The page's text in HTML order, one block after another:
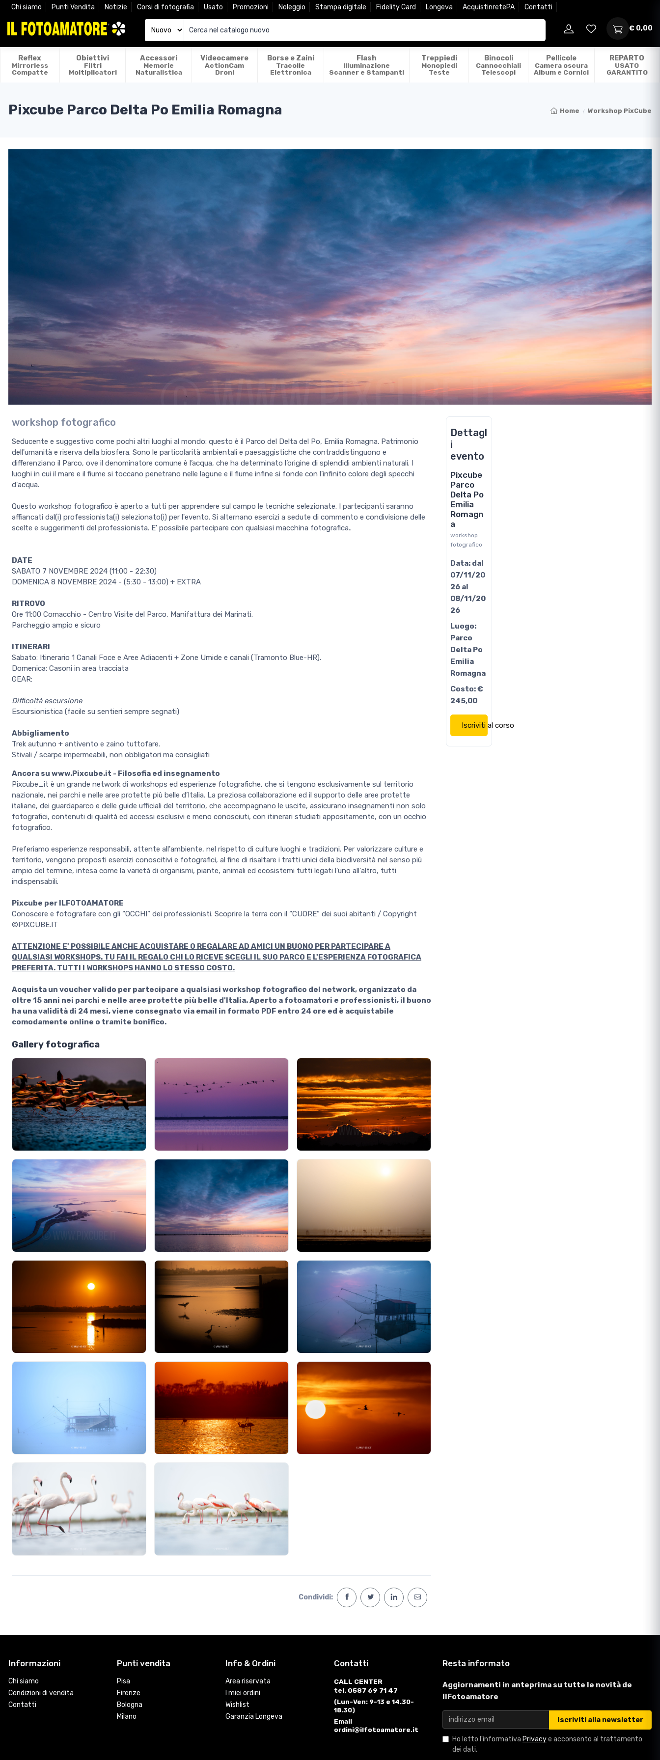
Chi siamo Punti Vendita Notizie Corsi di fotografia Usato Promozioni Noleggio Stampa digitale Fidelity Card Longeva AcquistinretePA Contatti
€ 0,00
Reflex
Mirrorless
Compatte
Obiettivi
Filtri
Moltiplicatori
Accessori
Memorie
Naturalistica
Videocamere
ActionCam
Droni
Borse e Zaini
Tracolle
Elettronica
Flash
Illuminazione
Scanner e Stampanti
Treppiedi
Monopiedi
Teste
Binocoli
Cannocchiali
Telescopi
Pellicole
Camera oscura
Album e Cornici
REPARTO
USATO
GARANTITO
Home Workshop PixCube
Pixcube Parco Delta Po Emilia Romagna
workshop fotografico
Seducente e suggestivo come pochi altri luoghi al mondo: questo è il Parco del Delta del Po, Emilia Romagna. Patrimonio
dell'umanità e riserva della biosfera. Sono le particolarità ambientali e paesaggistiche che contraddistinguono e
differenziano il Parco, ove il denominatore comune è l’acqua, che ha determinato l’origine di splendidi ambienti naturali. I
luoghi in cui il mare e il fiume si toccano penetrano nelle lagune e il fiume infine si fonde con l’infinito colore degli specchi
d'acqua.
Questo workshop fotografico è aperto a tutti per apprendere sul campo le tecniche selezionate. I partecipanti saranno
affiancati dal(i) professionista(i) selezionato(i) per l'evento. Si alternano esercizi a sedute di commento e condivisione delle
scelte e suggerimenti del professionista. E' possibile partecipare con qualsiasi macchina fotografica..
DATE
SABATO 7 NOVEMBRE 2024 (11:00 - 22:30)
DOMENICA 8 NOVEMBRE 2024 - (5:30 - 13:00) + EXTRA
RITROVO
Ore 11:00 Comacchio - Centro Visite del Parco, Manifattura dei Marinati.
Parcheggio ampio e sicuro
ITINERARI
Sabato: Itinerario 1 Canali Foce e Aree Adiacenti + Zone Umide e canali (Tramonto Blue-HR).
Domenica: Casoni in area tracciata
GEAR:
Difficoltà escursione
Escursionistica (facile su sentieri sempre segnati)
Abbigliamento
Trek autunno + antivento e zaino tuttofare.
Stivali / scarpe impermeabili, non obbligatori ma consigliati
Ancora su www.Pixcube.it - Filosofia ed insegnamento
Pixcube_it è un grande network di workshops ed esperienze fotografiche, che si tengono esclusivamente sul territorio
nazionale, nei parchi e nelle aree protette più belle d’Italia. La preziosa collaborazione ed il supporto delle aree protette
italiane, dei guardaparco e delle guide ufficiali del territorio, che accompagnano le uscite, assicurano insegnamenti non solo
fotografici, contenuti di qualità ed accessi esclusivi e meno conosciuti, con itinerari studiati appositamente, con un occhio
fotografico.
Preferiamo esperienze responsabili, attente all'ambiente, nel rispetto di culture luoghi e tradizioni. Per valorizzare culture e
territorio, vengono proposti esercizi conoscitivi e fotografici, al fine di risaltare i tratti unici della biodiversità nel senso più
ampio del termine, intesa come la varietà di organismi, piante, animali ed ecosistemi tutti legati l'uno all'altro, tutti
indispensabili.
Pixcube per ILFOTOAMATORE
Conoscere e fotografare con gli “OCCHI” dei professionisti. Scoprire la terra con il “CUORE” dei suoi abitanti / Copyright
©PIXCUBE.IT
ATTENZIONE E' POSSIBILE ANCHE ACQUISTARE O REGALARE AD AMICI UN BUONO PER PARTECIPARE A
QUALSIASI WORKSHOPS. TU FAI IL REGALO CHI LO RICEVE SCEGLI IL SUO PARCO E L'ESPERIENZA FOTOGRAFICA
PREFERITA. TUTTI I WORKSHOPS HANNO LO STESSO COSTO.
Acquista un voucher valido per partecipare a qualsiasi workshop fotografico del network, organizzato da
oltre 15 anni nei parchi e nelle aree protette più belle d'Italia. Aperto a fotoamatori e professionisti, il buono
ha una validità di 24 mesi, viene consegnato via email in formato PDF entro 24 ore ed è acquistabile
comodamente online o tramite bonifico.
Gallery fotografica
Condividi:
Dettagl
i
evento
Pixcube
Parco
Delta Po
Emilia
Romagn
a
workshop
fotografico
Data: dal
07/11/20
26 al
08/11/20
26
Luogo:
Parco
Delta Po
Emilia
Romagna
Costo:€
245,00
Iscriviti al corso
Informazioni
Chi siamo
Condizioni di vendita
Contatti
Punti vendita
Pisa
Firenze
Bologna
Milano
Info & Ordini
Area riservata
I miei ordini
Wishlist
Garanzia Longeva
Contatti
CALL CENTER
tel. 0587 69 71 47
(Lun-Ven: 9-13 e 14.30-
18.30)
Email
ordini@ilfotoamatore.it
Resta informato
Aggiornamenti in anteprima su tutte le novità de
IlFotoamatore
Iscriviti alla newsletter
Ho letto l'informativa Privacye acconsento al trattamento
dei dati.